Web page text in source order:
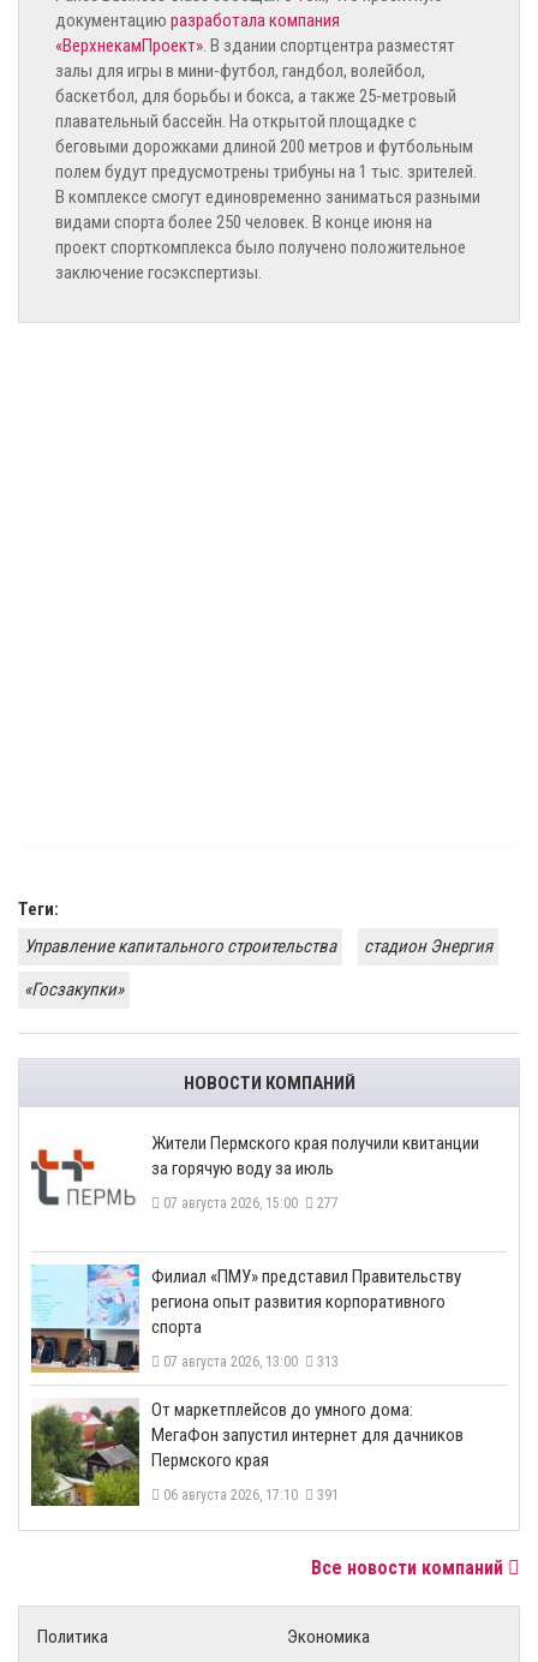
документацию разработала компания
«ВерхнекамПроект». В здании спортцентра разместят
залы для игры в мини-футбол, гандбол, волейбол,
баскетбол, для борьбы и бокса, а также 25-метровый
плавательный бассейн. На открытой площадке с
беговыми дорожками длиной 200 метров и футбольным
полем будут предусмотрены трибуны на 1 тыс. зрителей.
В комплексе смогут единовременно заниматься разными
видами спорта более 250 человек. В конце июня на
проект спорткомплекса было получено положительное
заключение госэкспертизы.
Теги:
Управление капитального строительства
стадион Энергия
«Госзакупки»
НОВОСТИ КОМПАНИЙ
​Жители Пермского края получили квитанции
за горячую воду за июль
07 августа 2026, 15:00 277
​Филиал «ПМУ» представил Правительству
региона опыт развития корпоративного
спорта
07 августа 2026, 13:00 313
От маркетплейсов до умного дома:
МегаФон запустил интернет для дачников
Пермского края
06 августа 2026, 17:10 391
Все новости компаний
Политика
Экономика